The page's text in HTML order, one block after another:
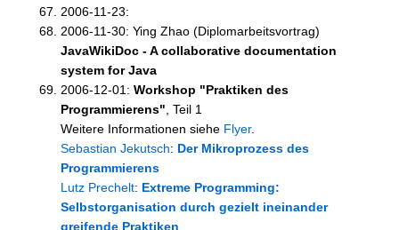
2006-11-23:
2006-11-30: Ying Zhao (Diplomarbeitsvortrag)
JavaWikiDoc - A collaborative documentation
system for Java
2006-12-01: Workshop "Praktiken des
Programmierens" , Teil 1
Weitere Informationen siehe Flyer.
Sebastian Jekutsch: Der Mikroprozess des
Programmierens
Lutz Prechelt: Extreme Programming:
Selbstorganisation durch gezielt ineinander
greifende Praktiken